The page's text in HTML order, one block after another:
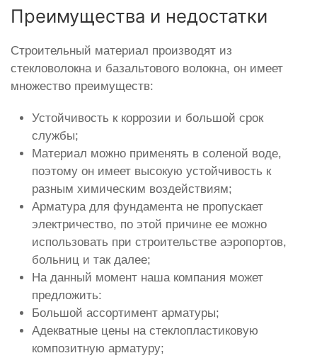
Преимущества и недостатки
Строительный материал производят из
стекловолокна и базальтового волокна, он имеет
множество преимуществ:
Устойчивость к коррозии и большой срок
службы;
Материал можно применять в соленой воде,
поэтому он имеет высокую устойчивость к
разным химическим воздействиям;
Арматура для фундамента не пропускает
электричество, по этой причине ее можно
использовать при строительстве аэропортов,
больниц и так далее;
На данный момент наша компания может
предложить:
Большой ассортимент арматуры;
Адекватные цены на стеклопластиковую
композитную арматуру;